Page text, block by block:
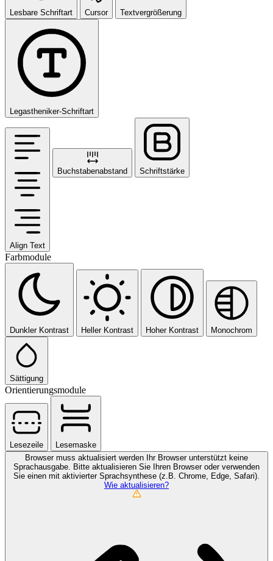
Lesbare Schriftart Cursor Textvergrößerung
Legastheniker-Schriftart
Align Text
Buchstabenabstand Schriftstärke
Farbmodule
Dunkler Kontrast Heller Kontrast Hoher Kontrast Monochrom
Sättigung
Orientierungsmodule
Lesezeile
Lesemaske
Browser muss aktualisiert werden
Ihr Browser unterstützt keine
Sprachausgabe. Bitte aktualisieren Sie Ihren Browser oder verwenden
Sie einen mit aktivierter Sprachsynthese (z.B. Chrome, Edge, Safari).
Wie aktualisieren?